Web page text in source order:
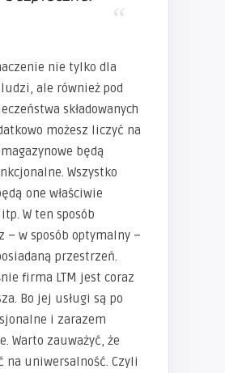
nie tylko dla
ale również pod
składowanych
możesz liczyć na
będą
Wszystko
one właściwie
W ten sposób
– w sposób optymalny –
przestrzeń.
firma LTM jest coraz
Bo jej usługi są po
i zarazem
Warto zauważyć, że
na uniwersalność. Czyli